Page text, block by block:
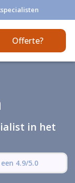
Offerte?
in het
4.9/5.0